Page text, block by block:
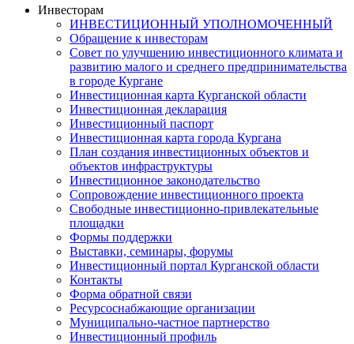
Инвесторам
ИНВЕСТИЦИОННЫЙ УПОЛНОМОЧЕННЫЙ
Обращение к инвесторам
Совет по улучшению инвестиционного климата и
развитию малого и среднего предпринимательства
в городе Кургане
Инвестиционная карта Курганской области
Инвестиционная декларация
Инвестиционный паспорт
Инвестиционная карта города Кургана
План создания инвестиционных объектов и
объектов инфраструктуры
Инвестиционное законодательство
Сопровождение инвестиционного проекта
Свободные инвестиционно-привлекательные
площадки
Формы поддержки
Выставки, семинары, форумы
Инвестиционный портал Курганской области
Контакты
Форма обратной связи
Ресурсоснабжающие организации
Муниципально-частное партнерство
Инвестиционный профиль